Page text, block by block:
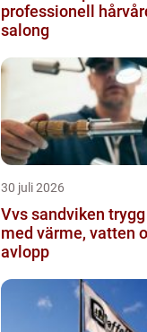
professionell
salong
30 juli 2026
Vvs sandviken trygg hjälp
med värme, vatten
avlopp